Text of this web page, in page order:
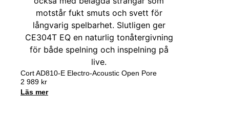
Cort AD810-E Electro-Acoustic Open Pore
2 989 kr
Läs mer